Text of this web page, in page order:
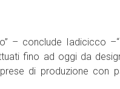
– conclude Iadicicco
fino ad oggi da
di produzione con